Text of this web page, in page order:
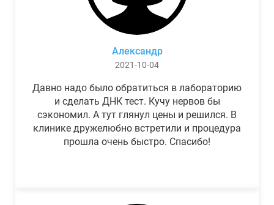
Александр
2021-10-04
Давно надо было обратиться в лабораторию
и сделать ДНК тест. Кучу нервов бы
сэкономил. А тут глянул цены и решился. В
клинике дружелюбно встретили и процедура
прошла очень быстро. Спасибо!